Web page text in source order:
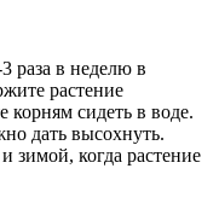
раза в неделю в
растение
корням сидеть в воде.
дать высохнуть.
зимой, когда растение